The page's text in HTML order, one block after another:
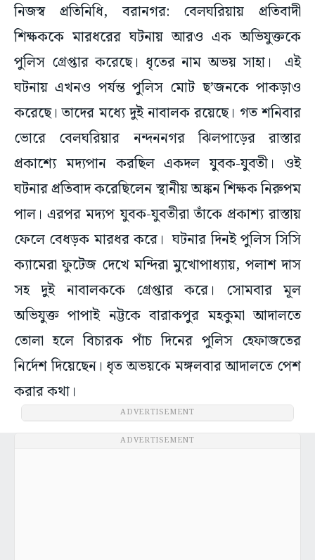
নিজস্ব প্রতিনিধি, বরানগর: বেলঘরিয়ায় প্রতিবাদী
শিক্ষককে মারধরের ঘটনায় আরও এক অভিযুক্তকে
পুলিস গ্রেপ্তার করেছে। ধৃতের নাম অভয় সাহা। এই
ঘটনায় এখনও পর্যন্ত পুলিস মোট ছ’জনকে পাকড়াও
করেছে। তাদের মধ্যে দুই নাবালক রয়েছে। গত শনিবার
ভোরে বেলঘরিয়ার নন্দননগর ঝিলপাড়ের রাস্তার
প্রকাশ্যে মদ্যপান করছিল একদল যুবক-যুবতী। ওই
ঘটনার প্রতিবাদ করেছিলেন স্থানীয় অঙ্কন শিক্ষক নিরুপম
পাল। এরপর মদ্যপ যুবক-যুবতীরা তাঁকে প্রকাশ্য রাস্তায়
ফেলে বেধড়ক মারধর করে। ঘটনার দিনই পুলিস সিসি
ক্যামেরা ফুটেজ দেখে মন্দিরা মুখোপাধ্যায়, পলাশ দাস
সহ দুই নাবালককে গ্রেপ্তার করে। সোমবার মূল
অভিযুক্ত পাপাই নট্টকে বারাকপুর মহকুমা আদালতে
তোলা হলে বিচারক পাঁচ দিনের পুলিস হেফাজতের
নির্দেশ দিয়েছেন। ধৃত অভয়কে মঙ্গলবার আদালতে পেশ
করার কথা।
ADVERTISEMENT
ADVERTISEMENT